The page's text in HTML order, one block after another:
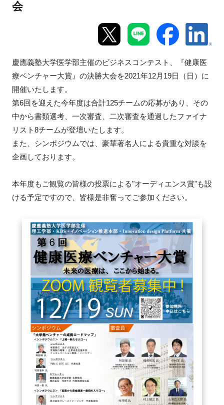
イベント
プログラム
インタビュー・コラム
ニュース・掲示板
LINK-Jを知る
施設・アクセス
イベントお知らせメール登録
会
慶應義塾大学医学部主催のビジネスコンテスト、『健康医
療ベンチャー大賞』の決勝大会を2021年12月19日（日）に
開催いたします。
第6回を迎えた今年度は合計125チームの応募があり、その
中から書類選考、一次審査、二次審査を通過したファイナ
リスト8チームが登壇いたします。
また、シンポジウムでは、豪華著名人による貴重な対談を
企画しております。
本年度もご観覧の皆様の投票による"オーディエンス賞"も設
ける予定ですので、皆様是非奮ってご参加ください。